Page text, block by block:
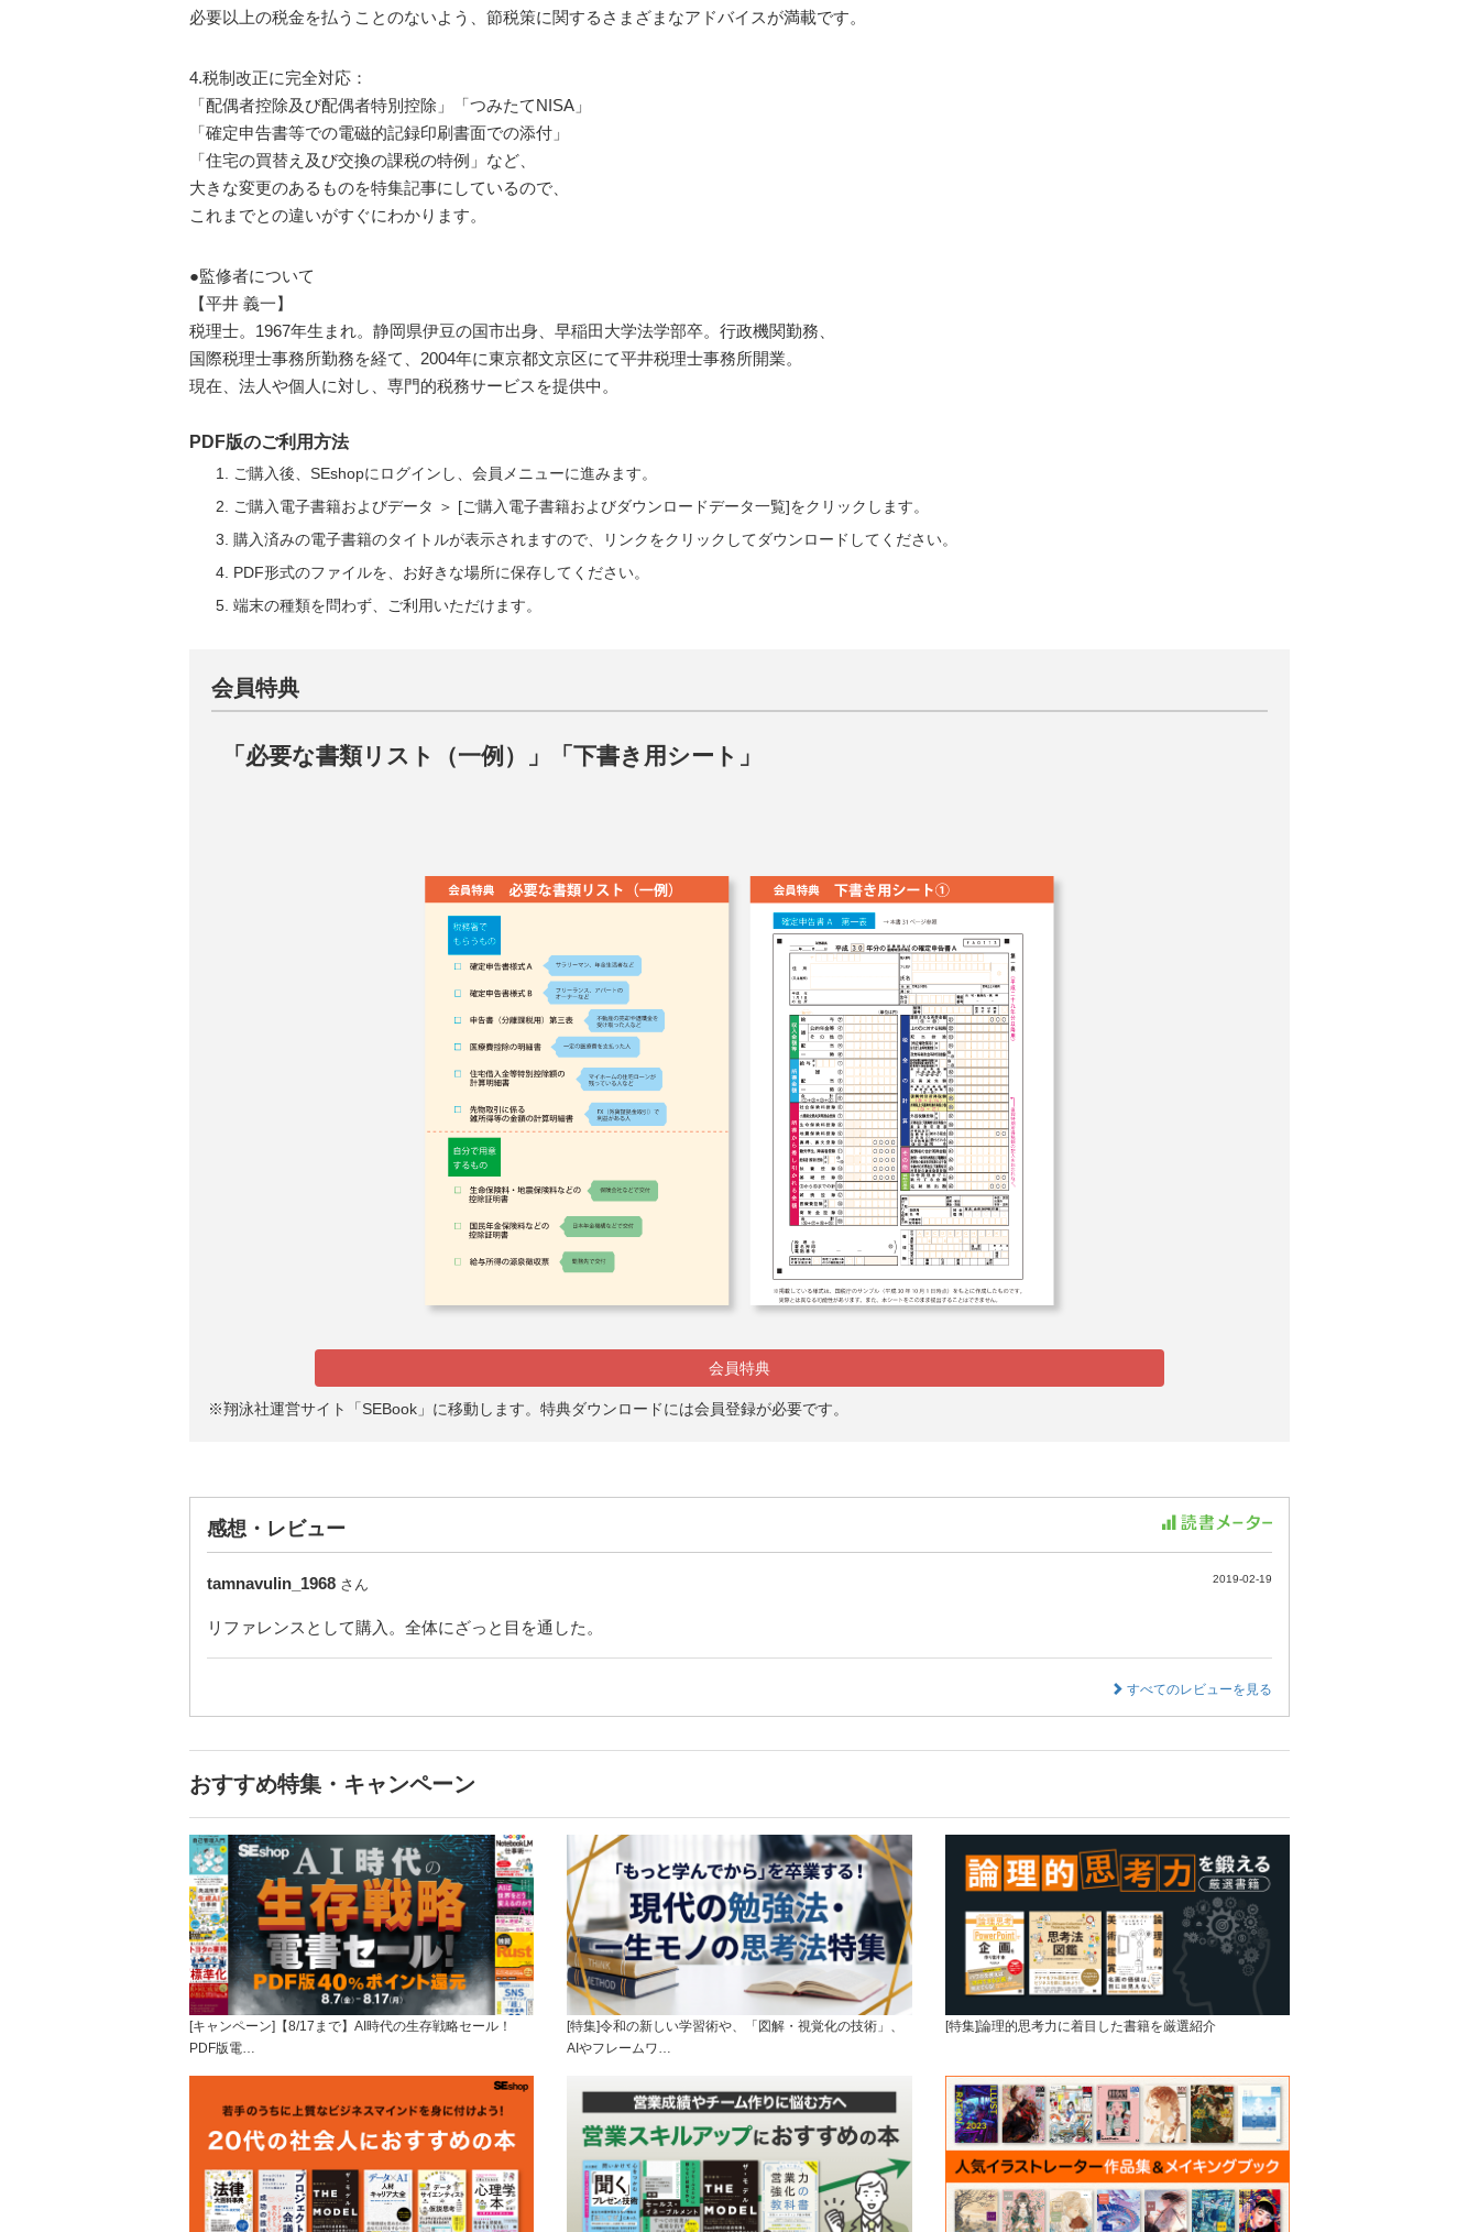
必要以上の税金を払うことのないよう、節税策に関するさまざまなアドバイスが満載です。
4.税制改正に完全対応：
「配偶者控除及び配偶者特別控除」「つみたてNISA」
「確定申告書等での電磁的記録印刷書面での添付」
「住宅の買替え及び交換の課税の特例」など、
大きな変更のあるものを特集記事にしているので、
これまでとの違いがすぐにわかります。
●監修者について
【平井 義一】
税理士。1967年生まれ。静岡県伊豆の国市出身、早稲田大学法学部卒。行政機関勤務、
国際税理士事務所勤務を経て、2004年に東京都文京区にて平井税理士事務所開業。
現在、法人や個人に対し、専門的税務サービスを提供中。
PDF版のご利用方法
ご購入後、SEshopにログインし、会員メニューに進みます。
ご購入電子書籍およびデータ ＞ [ご購入電子書籍およびダウンロードデータ一覧]をクリックします。
購入済みの電子書籍のタイトルが表示されますので、リンクをクリックしてダウンロードしてください。
PDF形式のファイルを、お好きな場所に保存してください。
端末の種類を問わず、ご利用いただけます。
会員特典
「必要な書類リスト（一例）」「下書き用シート」
会員特典
※翔泳社運営サイト「SEBook」に移動します。特典ダウンロードには会員登録が必要です。
感想・レビュー
tamnavulin_1968 さん 2019-02-19
リファレンスとして購入。全体にざっと目を通した。
すべてのレビューを見る
おすすめ特集・キャンペーン
[キャンペーン]【8/17まで】AI時代の生存戦略セール！
PDF版電…
[特集]令和の新しい学習術や、「図解・視覚化の技術」、
AIやフレームワ…
[特集]論理的思考力に着目した書籍を厳選紹介